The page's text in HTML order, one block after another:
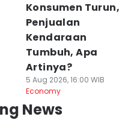
Konsumen Turun,
Penjualan
Kendaraan
Tumbuh, Apa
Artinya?
5 Aug 2026, 16:00 WIB
Economy
News